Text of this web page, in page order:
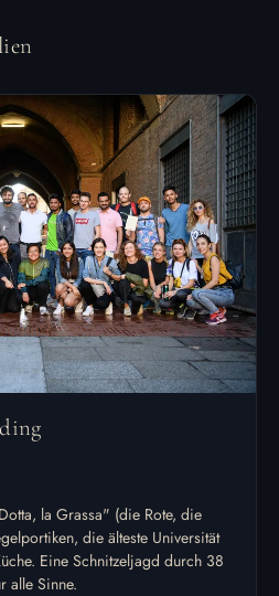
la Grassa" (die Rote, die
die älteste Universität
Eine Schnitzeljagd durch 38
alle Sinne.